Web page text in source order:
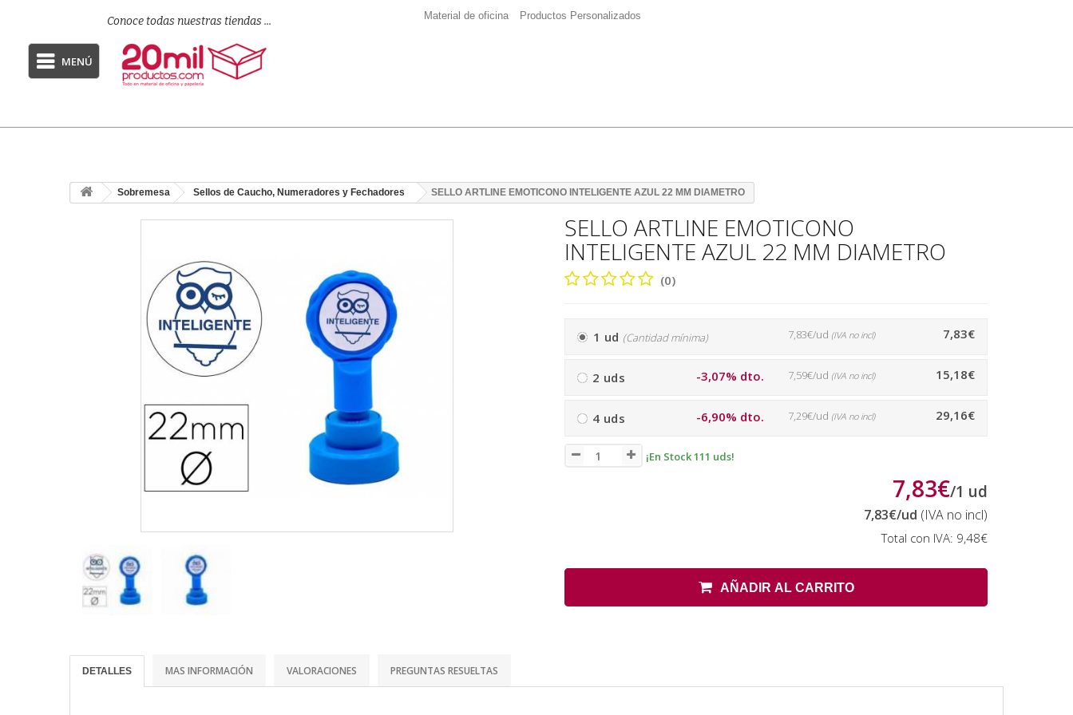
Conoce todas nuestras tiendas ... Material de oficina Productos Personalizados
MENÚ
Sobremesa Sellos de Caucho, Numeradores y Fechadores SELLO ARTLINE EMOTICONO INTELIGENTE AZUL 22 MM DIAMETRO
SELLO ARTLINE EMOTICONO
INTELIGENTE AZUL 22 MM DIAMETRO
(0)
1 ud (Cantidad mínima) 7,83€
7,83€/ud (IVA no incl)
2 uds -3,07% dto. 15,18€
7,59€/ud (IVA no incl)
4 uds -6,90% dto. 29,16€
7,29€/ud (IVA no incl)
¡En Stock 111 uds!
7,83€/1 ud
7,83€/ud (IVA no incl)
Total con IVA: 9,48€
AÑADIR AL CARRITO
DETALLES MAS INFORMACIÓN VALORACIONES PREGUNTAS RESUELTAS